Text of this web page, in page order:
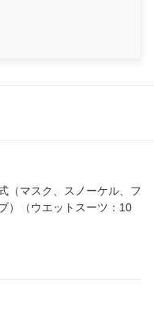
（マスク、スノーケル、フ
）（ウエットスーツ：10